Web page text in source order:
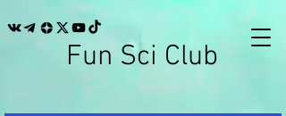
Fun Sci Club